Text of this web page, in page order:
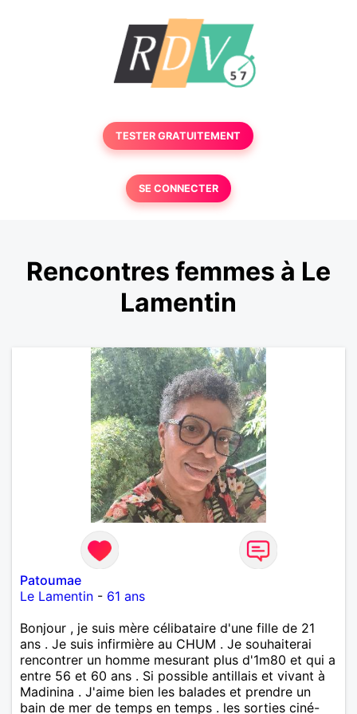
TESTER GRATUITEMENT
SE CONNECTER
Rencontres femmes à Le
Lamentin
Patoumae
Le Lamentin - 61 ans
Bonjour , je suis mère célibataire d'une fille de 21
ans . Je suis infirmière au CHUM . Je souhaiterai
rencontrer un homme mesurant plus d'1m80 et qui a
entre 56 et 60 ans . Si possible antillais et vivant à
Madinina . J'aime bien les balades et prendre un
bain de mer de temps en temps . les sorties ciné-